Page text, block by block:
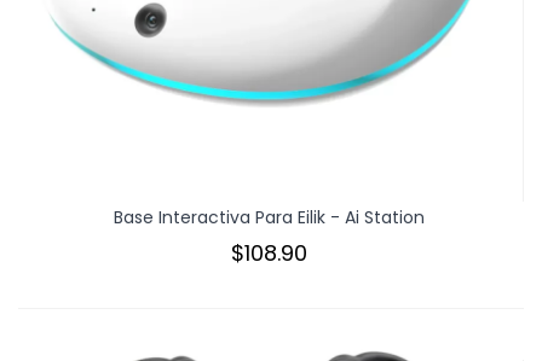
Base Interactiva Para Eilik - Ai Station
$108.90